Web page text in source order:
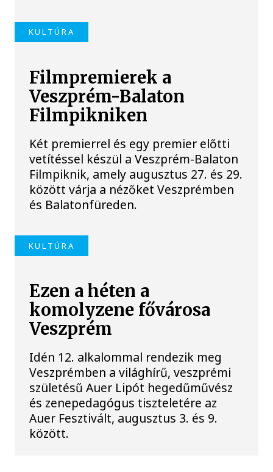
KULTÚRA
Filmpremierek a
Veszprém-Balaton
Filmpikniken
Két premierrel és egy premier előtti
vetítéssel készül a Veszprém-Balaton
Filmpiknik, amely augusztus 27. és 29.
között várja a nézőket Veszprémben
és Balatonfüreden.
KULTÚRA
Ezen a héten a
komolyzene fővárosa
Veszprém
Idén 12. alkalommal rendezik meg
Veszprémben a világhírű, veszprémi
születésű Auer Lipót hegedűművész
és zenepedagógus tiszteletére az
Auer Fesztivált, augusztus 3. és 9.
között.